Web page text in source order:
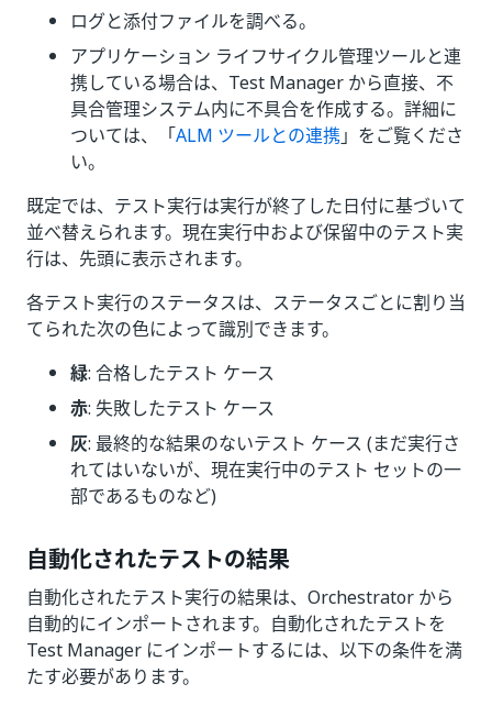
ログと添付ファイルを調べる。
アプリケーション ライフサイクル管理ツールと連
携している場合は、Test Manager から直接、不
具合管理システム内に不具合を作成する。詳細に
ついては、「ALM ツールとの連携」をご覧くださ
い。
既定では、テスト実行は実行が終了した日付に基づいて
並べ替えられます。現在実行中および保留中のテスト実
行は、先頭に表示されます。
各テスト実行のステータスは、ステータスごとに割り当
てられた次の色によって識別できます。
緑: 合格したテスト ケース
赤: 失敗したテスト ケース
灰: 最終的な結果のないテスト ケース (まだ実行さ
れてはいないが、現在実行中のテスト セットの一
部であるものなど)
自動化されたテストの結果
自動化されたテスト実行の結果は、Orchestrator から
自動的にインポートされます。自動化されたテストを
Test Manager にインポートするには、以下の条件を満
たす必要があります。